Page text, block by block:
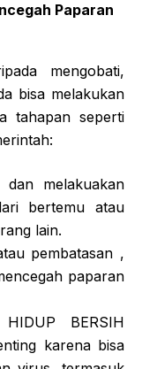
Paparan
mengobati,
bisa melakukan
tahapan seperti
melakuakan
bertemu atau
lain.
pembatasan ,
paparan
BERSIH
karena bisa